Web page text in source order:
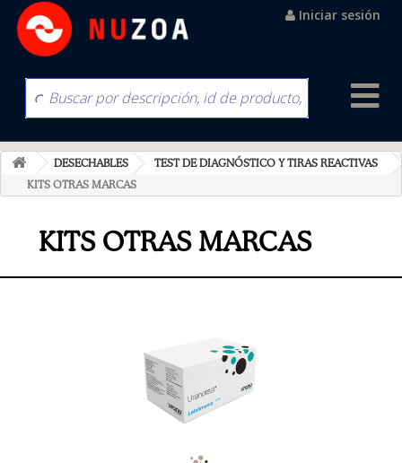
Iniciar sesión
DESECHABLES
TEST DE DIAGNÓSTICO Y TIRAS REACTIVAS
KITS OTRAS MARCAS
KITS OTRAS MARCAS